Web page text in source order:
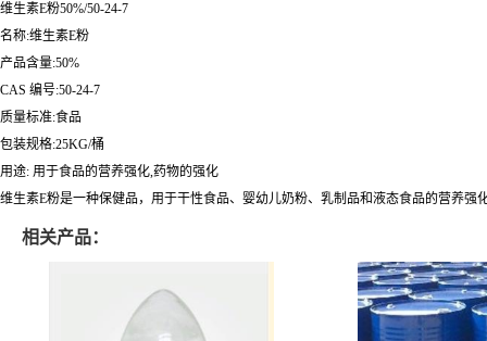
维生素E粉50%/50-24-7
名称:维生素E粉
产品含量:50%
CAS 编号:50-24-7
质量标准:食品
包装规格:25KG/桶
用途: 用于食品的营养强化,药物的强化
维生素E粉是一种保健品，用于干性食品、婴幼儿奶粉、乳制品和液态食品的营养强
相关产品：